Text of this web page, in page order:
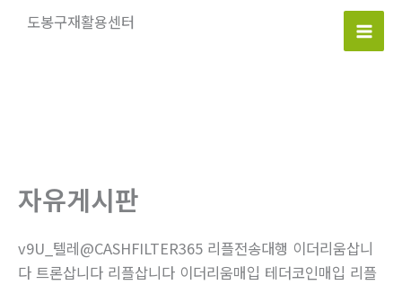
도봉구재활용센터
Main
자유게시판
v9U_텔레@CASHFILTER365 리플전송대행 이더리움삽니
다 트론삽니다 리플삽니다 이더리움매입 테더코인매입 리플